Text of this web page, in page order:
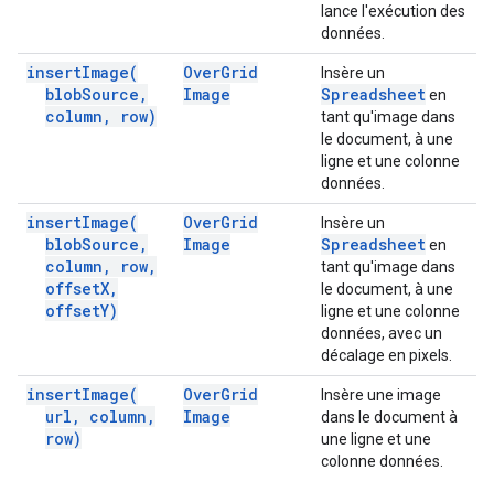
lance l'exécution des
données.
insertImage(
blobSource ,
column , row)
OverGrid
Image
Insère un
Spreadsheeten
tant qu'image dans
le document, à une
ligne et une colonne
données.
insertImage(
blobSource ,
column , row,
offsetX,
offsetY)
OverGrid
Image
Insère un
Spreadsheeten
tant qu'image dans
le document, à une
ligne et une colonne
données, avec un
décalage en pixels.
insertImage(
url , column ,
row)
OverGrid
Image
Insère une image
dans le document à
une ligne et une
colonne données.